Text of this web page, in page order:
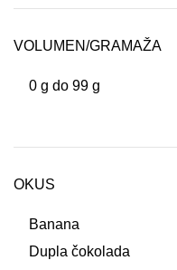
VOLUMEN/GRAMAŽA
0 g do 99 g
OKUS
Banana
Dupla čokolada